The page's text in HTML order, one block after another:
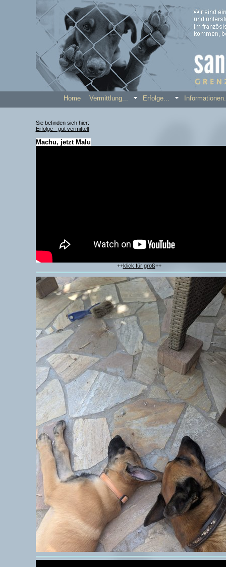
Home Vermittlung... Erfolge...
Sie befinden sich hier:
Erfolge - gut vermittelt
Machu, jetzt Malu
++klick für groß++